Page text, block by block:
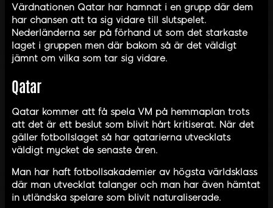
Värdnationen Qatar har hamnat i en grupp där dem
har chansen att ta sig vidare till slutspelet.
Nederländerna ser på förhand ut som det starkaste
laget i gruppen men där bakom så är det väldigt
jämnt om vilka som tar sig vidare.
Qatar
Qatar kommer att få spela VM på hemmaplan trots
att det är ett beslut som blivit hårt kritiserat. När det
gäller fotbollslaget så har qatarierna utvecklats
väldigt mycket de senaste åren.
Man har haft fotbollsakademier av högsta världsklass
där man utvecklat talanger och man har även hämtat
in utländska spelare som blivit naturaliserade.